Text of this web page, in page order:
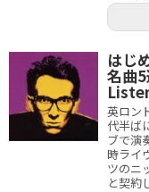
はじ
名曲
英ロン
代半ば
ブで演
時ライ
ツのニ
と契約